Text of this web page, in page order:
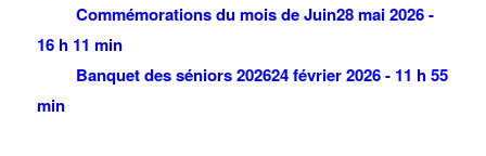
Commémorations du mois de Juin28 mai 2026 -
16 h 11 min
Banquet des séniors 202624 février 2026 - 11 h 55
min